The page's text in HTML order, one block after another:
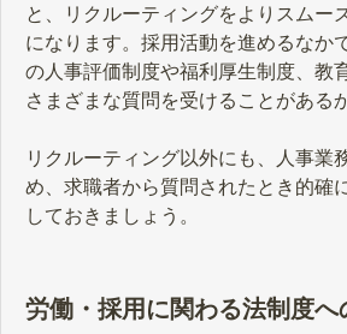
と、リクルーティングをよりスムー
になります。採用活動を進めるなか
の人事評価制度や福利厚生制度、教
さまざまな質問を受けることがある
リクルーティング以外にも、人事業
め、求職者から質問されたとき的確
しておきましょう。
労働・採用に関わる法制度へ